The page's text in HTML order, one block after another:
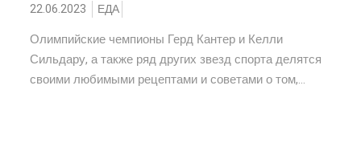
22.06.2023 ЕДА
Олимпийские чемпионы Герд Кантер и Келли
Сильдару, а также ряд других звезд спорта делятся
своими любимыми рецептами и советами о том,...